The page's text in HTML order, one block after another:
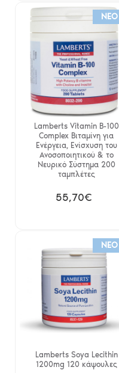
NEO
Lamberts Vitamin B-100
Complex Βιταμίνη για
Ενέργεια, Ενίσχυση του
Ανοσοποιητικού & το
Νευρικό Σύστημα 200
ταμπλέτες
55,70€
NEO
Lamberts Soya Lecithin
1200mg 120 κάψουλες